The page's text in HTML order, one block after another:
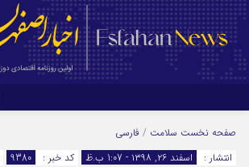
صفحه نخست سلامت / فارسی
انتشار :
اسفند ۲۶, ۱۳۹۸ - 1:07 ب.ظ کد خبر : 9380